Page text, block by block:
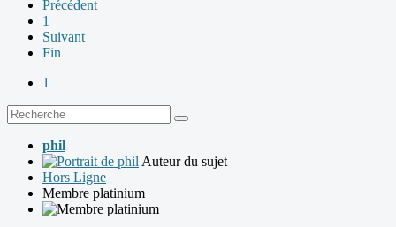
Précédent
1
Suivant
Fin
1
phil
Auteur du sujet
Hors Ligne
Membre platinium